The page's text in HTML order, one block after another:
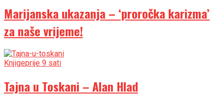
Marijanska ukazanja – ‘proročka karizma’
za naše vrijeme!
Knjigeprije 9 sati
Tajna u Toskani – Alan Hlad